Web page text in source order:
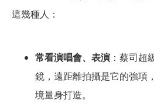
這幾種人：
常看演唱會、表演 ：蔡司超
鏡，遠距離拍攝是它的強項
境量身打造。